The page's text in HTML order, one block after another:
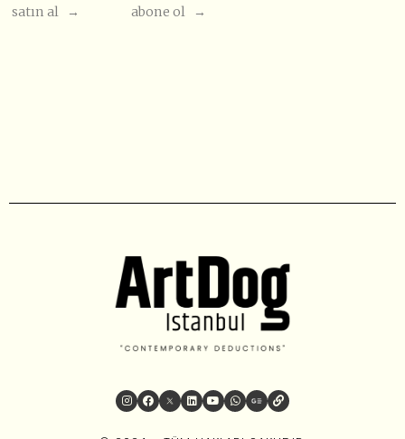
satın al → abone ol →